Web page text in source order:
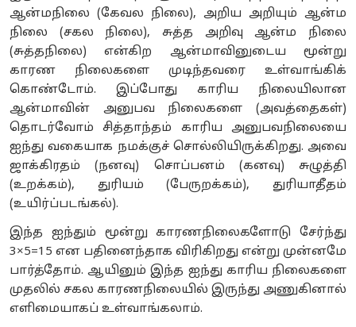
ஆன்மநிலை (கேவல நிலை), அறிய அறியும் ஆன்ம
நிலை (சகல நிலை), சுத்த அறிவு ஆன்ம நிலை
(சுத்தநிலை) என்கிற ஆன்மாவினுடைய மூன்று
காரண நிலைகளை முடிந்தவரை உள்வாங்கிக்
கொண்டோம். இப்போது காரிய நிலையிலான
ஆன்மாவின் அனுபவ நிலைகளை (அவத்தைகள்)
தொடர்வோம் சித்தாந்தம் காரிய அனுபவநிலையை
ஐந்து வகையாக நமக்குச் சொல்லியிருக்கிறது. அவை
ஜாக்கிரதம் (நனவு) சொப்பனம் (கனவு) சுழுத்தி
(உறக்கம்), துரியம் (பேருறக்கம்), துரியாதீதம்
(உயிர்ப்படங்கல்).
இந்த ஐந்தும் மூன்று காரணநிலைகளோடு சேர்ந்து
3×5=15 என பதினைந்தாக விரிகிறது என்று முன்னமே
பார்த்தோம். ஆயினும் இந்த ஐந்து காரிய நிலைகளை
முதலில் சகல காரணநிலையில் இருந்து அணுகினால்
எளிமையாகப் உள்வாங்கலாம்.